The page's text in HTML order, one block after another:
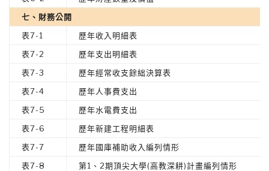
七、財務公開
表7-1
歷年收入明細表
表7-2
歷年支出明細表
表7-3
歷年經常收支餘絀決算表
表7-4
歷年人事費支出
表7-5
歷年水電費支出
表7-6
歷年新建工程明細表
表7-7
歷年國庫補助收入編列情形
表7-8
第1、2期頂尖大學(高教深耕)計畫編列情形